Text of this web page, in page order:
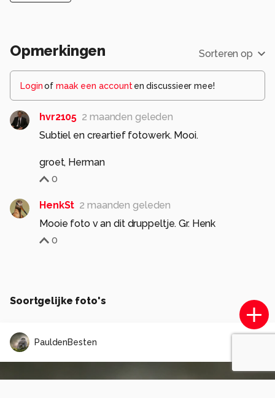
Opmerkingen Sorteren op
Loginof maak een account en discussieer mee!
hvr2105 2 maanden geleden
Subtiel en creartief fotowerk. Mooi.
groet, Herman
0
HenkSt 2 maanden geleden
Mooie foto v an dit druppeltje. Gr. Henk
0
Soortgelijke foto's
PauldenBesten